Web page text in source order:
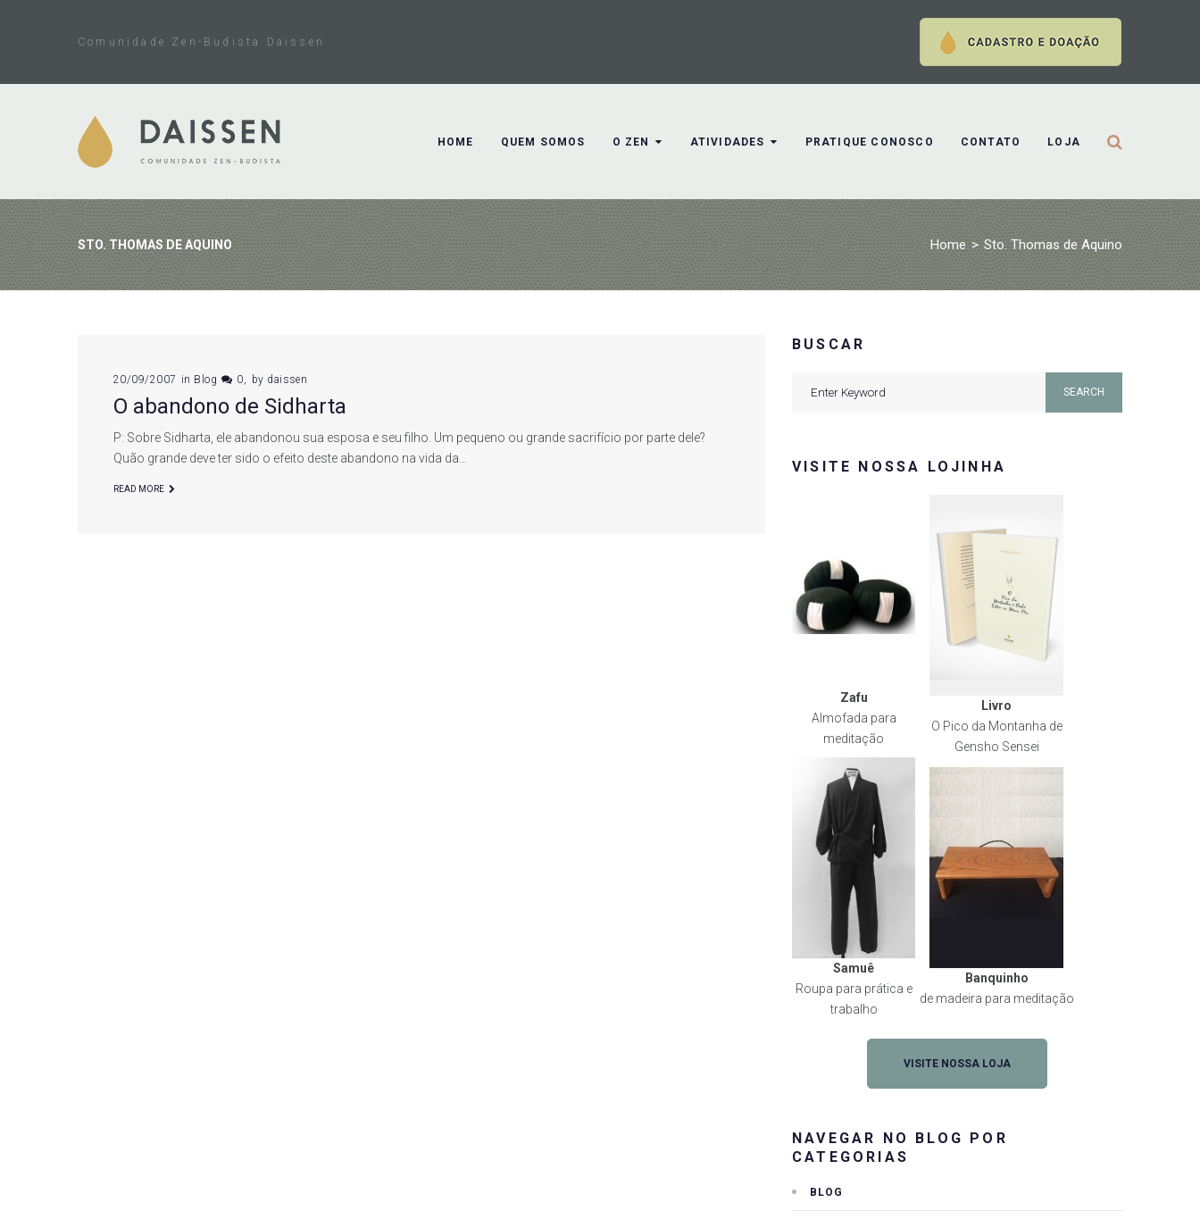
Comunidade Zen-Budista Daissen
HOME QUEM SOMOS O ZEN ATIVIDADES PRATIQUE CONOSCO CONTATO LOJA
STO. THOMAS DE AQUINO Home > Sto. Thomas de Aquino
Sto.
Thomas
20/09/2007 in Blog 0 by daissen
O abandono de Sidharta
P: Sobre Sidharta, ele abandonou sua esposa e seu filho. Um pequeno ou grande sacrifício por parte dele?
Quão grande deve ter sido o efeito deste abandono na vida da…
READ MORE
BUSCAR
SEARCH
VISITE NOSSA LOJINHA
Zafu
Almofada para
meditação
Livro
O Pico da Montanha de
Gensho Sensei
Samuê
Roupa para prática e
trabalho
Banquinho
de madeira para meditação
VISITE NOSSA LOJA
NAVEGAR NO BLOG POR
CATEGORIAS
BLOG